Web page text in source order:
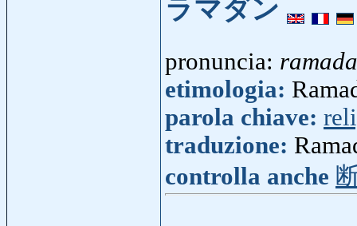
ラマダン
pronuncia:
etimologia:
parola chiave:
traduzione:
controlla anche